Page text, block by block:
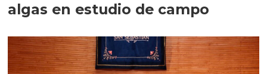
algas en estudio de campo